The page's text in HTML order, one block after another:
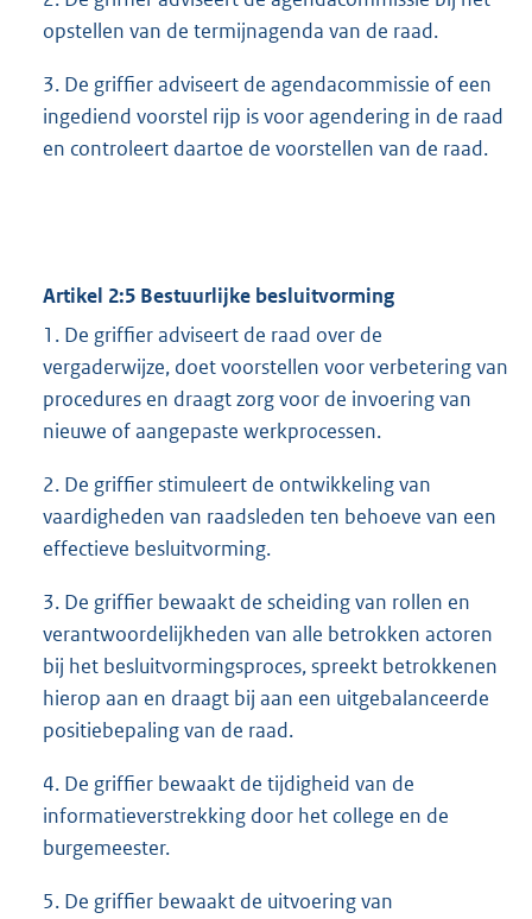
opstellen van de termijnagenda van de raad.
3. De griffier adviseert de agendacommissie of een
ingediend voorstel rijp is voor agendering in de raad
en controleert daartoe de voorstellen van de raad.
Artikel 2:5 Bestuurlijke besluitvorming
1. De griffier adviseert de raad over de
vergaderwijze, doet voorstellen voor verbetering van
procedures en draagt zorg voor de invoering van
nieuwe of aangepaste werkprocessen.
2. De griffier stimuleert de ontwikkeling van
vaardigheden van raadsleden ten behoeve van een
effectieve besluitvorming.
3. De griffier bewaakt de scheiding van rollen en
verantwoordelijkheden van alle betrokken actoren
bij het besluitvormingsproces, spreekt betrokkenen
hierop aan en draagt bij aan een uitgebalanceerde
positiebepaling van de raad.
4. De griffier bewaakt de tijdigheid van de
informatieverstrekking door het college en de
burgemeester.
5. De griffier bewaakt de uitvoering van